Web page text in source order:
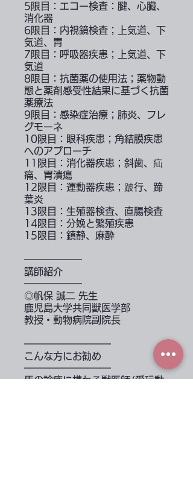
5限目：エコー検査：腱、心臓、
消化器
6限目：内視鏡検査；上気道、下
気道、胃
7限目：呼吸器疾患；上気道、下
気道
8限目：抗菌薬の使用法；薬物動
態と薬剤感受性結果に基づく抗菌
薬療法
9限目：感染症治療；肺炎、フレ
グモーネ
10限目：眼科疾患；角結膜疾患
へのアプローチ
11限目：消化器疾患；斜歯、疝
痛、胃潰瘍
12限目：運動器疾患；跛行、蹄
葉炎
13限目：生殖器検査、直腸検査
14限目：分娩と繁殖疾患
15限目：鎮静、麻酔
━━━━━━
講師紹介
━━━━━━
◎帆保 誠二 先生
鹿児島大学共同獣医学部
教授・動物病院副院長
━━━━━━━━━
こんな方にお勧め
━━━━━━━━━
馬の診療に携わる獣医師/愛玩動